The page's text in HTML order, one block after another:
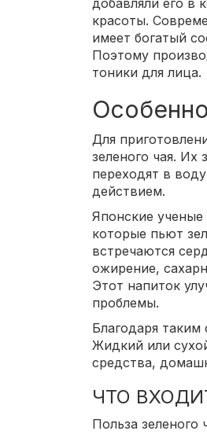
добавляли его в
красоты.
имеет богатый
Поэтому
тоники для лица.
Для
зеленого чая. Их
переходят в
действием.
Японские
которые пьют
встречаются
ожирение,
Этот напиток
проблемы.
Благодаря таким
Жидкий или
средства,
ЧТО
Польза зеленого